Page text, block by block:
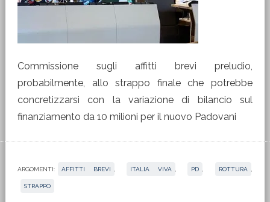
Commissione sugli affitti brevi preludio,
probabilmente, allo strappo finale che potrebbe
concretizzarsi con la variazione di bilancio sul
finanziamento da 10 milioni per il nuovo Padovani
ARGOMENTI: AFFITTI BREVI ITALIA VIVA PD ROTTURA
STRAPPO